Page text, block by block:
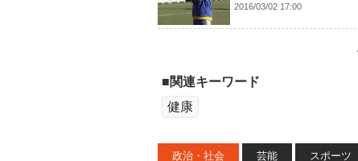
2016/03/02 17:00
■関連キーワード
健康
政治・社会 芸能 スポーツ